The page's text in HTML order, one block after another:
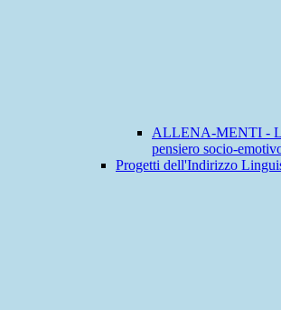
ALLENA-MENTI -
pensiero socio-
Progetti dell'Indirizzo